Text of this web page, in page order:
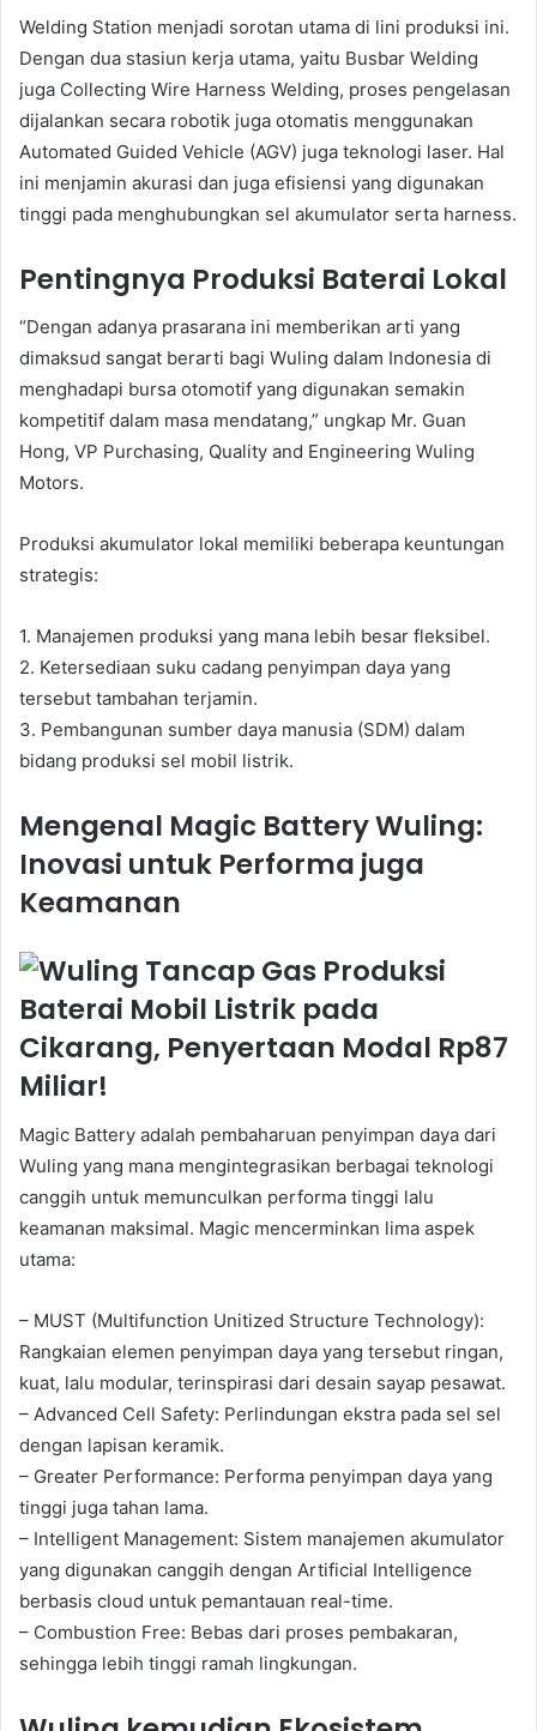
Welding Station menjadi sorotan utama di lini produksi ini.
Dengan dua stasiun kerja utama, yaitu Busbar Welding
juga Collecting Wire Harness Welding, proses pengelasan
dijalankan secara robotik juga otomatis menggunakan
Automated Guided Vehicle (AGV) juga teknologi laser. Hal
ini menjamin akurasi dan juga efisiensi yang digunakan
tinggi pada menghubungkan sel akumulator serta harness.
Pentingnya Produksi Baterai Lokal
“Dengan adanya prasarana ini memberikan arti yang
dimaksud sangat berarti bagi Wuling dalam Indonesia di
menghadapi bursa otomotif yang digunakan semakin
kompetitif dalam masa mendatang,” ungkap Mr. Guan
Hong, VP Purchasing, Quality and Engineering Wuling
Motors.
Produksi akumulator lokal memiliki beberapa keuntungan
strategis:
1. Manajemen produksi yang mana lebih besar fleksibel.
2. Ketersediaan suku cadang penyimpan daya yang
tersebut tambahan terjamin.
3. Pembangunan sumber daya manusia (SDM) dalam
bidang produksi sel mobil listrik.
Mengenal Magic Battery Wuling:
Inovasi untuk Performa juga
Keamanan
Magic Battery adalah pembaharuan penyimpan daya dari
Wuling yang mana mengintegrasikan berbagai teknologi
canggih untuk memunculkan performa tinggi lalu
keamanan maksimal. Magic mencerminkan lima aspek
utama:
– MUST (Multifunction Unitized Structure Technology):
Rangkaian elemen penyimpan daya yang tersebut ringan,
kuat, lalu modular, terinspirasi dari desain sayap pesawat.
– Advanced Cell Safety: Perlindungan ekstra pada sel sel
dengan lapisan keramik.
– Greater Performance: Performa penyimpan daya yang
tinggi juga tahan lama.
– Intelligent Management: Sistem manajemen akumulator
yang digunakan canggih dengan Artificial Intelligence
berbasis cloud untuk pemantauan real-time.
– Combustion Free: Bebas dari proses pembakaran,
sehingga lebih tinggi ramah lingkungan.